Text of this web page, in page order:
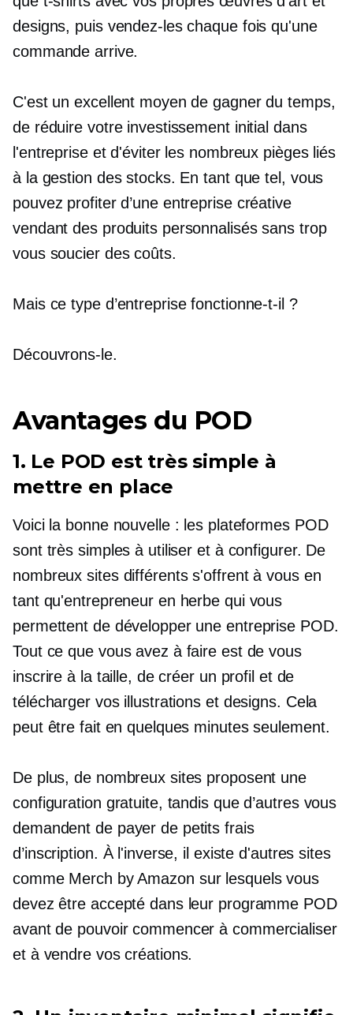
designs, puis vendez-les chaque fois qu'une
commande arrive.
C'est un excellent moyen de gagner du temps,
de réduire votre investissement initial dans
l'entreprise et d'éviter les nombreux pièges liés
à la gestion des stocks. En tant que tel, vous
pouvez profiter d’une entreprise créative
vendant des produits personnalisés sans trop
vous soucier des coûts.
Mais ce type d’entreprise fonctionne-t-il ?
Découvrons-le.
Avantages du POD
1. Le POD est très simple à
mettre en place
Voici la bonne nouvelle : les plateformes POD
sont très simples à utiliser et à configurer. De
nombreux sites différents s'offrent à vous en
tant qu'entrepreneur en herbe qui vous
permettent de développer une entreprise POD.
Tout ce que vous avez à faire est de vous
inscrire à la taille, de créer un profil et de
télécharger vos illustrations et designs. Cela
peut être fait en quelques minutes seulement.
De plus, de nombreux sites proposent une
configuration gratuite, tandis que d’autres vous
demandent de payer de petits frais
d’inscription. À l'inverse, il existe d'autres sites
comme Merch by Amazon sur lesquels vous
devez être accepté dans leur programme POD
avant de pouvoir commencer à commercialiser
et à vendre vos créations.